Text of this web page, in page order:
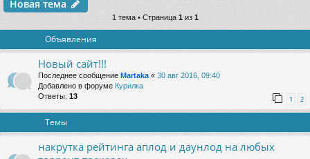
Новая тема
1 тема • Страница 1из 1
Объявления
Новый сайт!!!
Последнее сообщение Martaka « 30 авг 2016, 09:40
Добавлено в форуме Курилка
Ответы: 13 1 2
Темы
накруткa рейтинга аплод и даунлод на любых